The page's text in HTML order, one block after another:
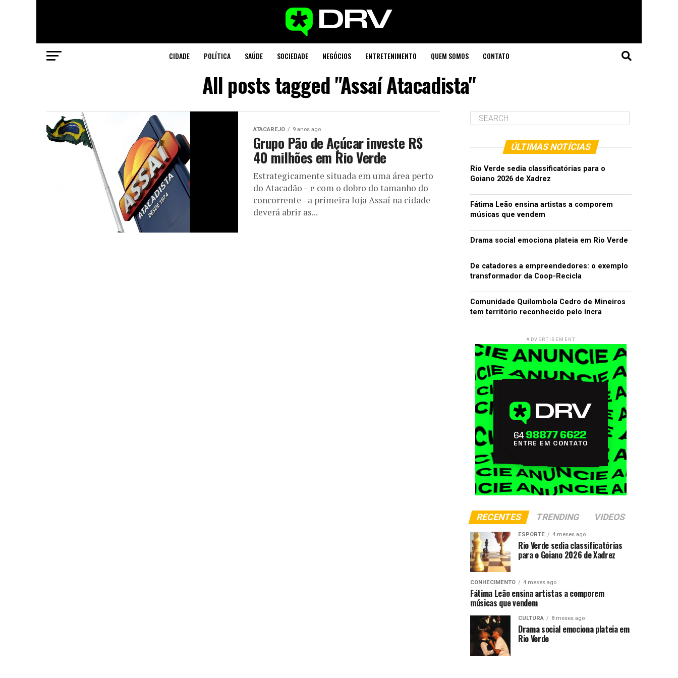
CIDADE POLÍTICA SAÚDE SOCIEDADE NEGÓCIOS ENTRETENIMENTO QUEM SOMOS CONTATO
All posts tagged "Assaí Atacadista"
ATACAREJO 9 anos ago
Grupo Pão de Açúcar investe R$
40 milhões em Rio Verde
Estrategicamente situada em uma área perto
do Atacadão – e com o dobro do tamanho do
concorrente– a primeira loja Assaí na cidade
deverá abrir as...
ÚLTIMAS NOTÍCIAS
Rio Verde sedia classificatórias para o
Goiano 2026 de Xadrez
Fátima Leão ensina artistas a comporem
músicas que vendem
Drama social emociona plateia em Rio Verde
De catadores a empreendedores: o exemplo
transformador da Coop-Recicla
Comunidade Quilombola Cedro de Mineiros
tem território reconhecido pelo Incra
ADVERTISEMENT
RECENTES TRENDING VIDEOS
ESPORTE 4 meses ago
Rio Verde sedia classificatórias
para o Goiano 2026 de Xadrez
CONHECIMENTO 4 meses ago
Fátima Leão ensina artistas a comporem
músicas que vendem
CULTURA 8 meses ago
Drama social emociona plateia em
Rio Verde